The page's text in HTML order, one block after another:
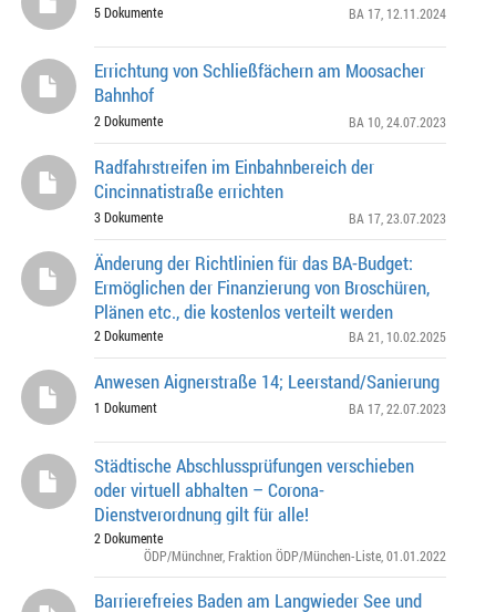
5 Dokumente BA 17 , 12.11.2024
Errichtung von Schließfächern am Moosacher
Bahnhof
2 Dokumente BA 10 , 24.07.2023
Radfahrstreifen im Einbahnbereich der
Cincinnatistraße errichten
3 Dokumente BA 17 , 23.07.2023
Änderung der Richtlinien für das BA-Budget:
Ermöglichen der Finanzierung von Broschüren,
Plänen etc., die kostenlos verteilt werden
2 Dokumente BA 21 , 10.02.2025
Anwesen Aignerstraße 14; Leerstand/Sanierung
1 Dokument BA 17 , 22.07.2023
Städtische Abschlussprüfungen verschieben
oder virtuell abhalten – Corona-
Dienstverordnung gilt für alle!
2 Dokumente
ÖDP/Münchner, Fraktion ÖDP/München-Liste , 01.01.2022
Barrierefreies Baden am Langwieder See und